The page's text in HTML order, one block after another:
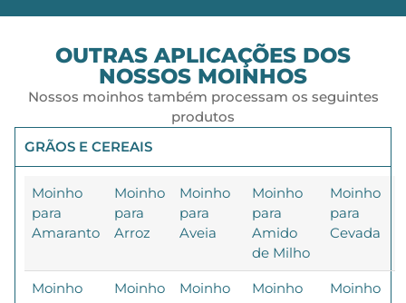
OUTRAS APLICAÇÕES DOS
NOSSOS MOINHOS
Nossos moinhos também processam os seguintes
produtos
GRÃOS E CEREAIS
Moinho
para
Amaranto
Moinho
para
Arroz
Moinho
para
Aveia
Moinho
para
Amido
de Milho
Moinho
para
Cevada
Moinho
Moinho
Moinho
Moinho
Moinho